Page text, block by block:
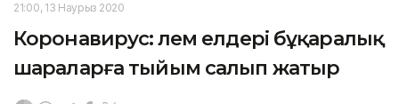
21:00, 13 Наурыз 2020
Коронавирус: Әлем елдері бұқаралық
шараларға тыйым салып жатыр